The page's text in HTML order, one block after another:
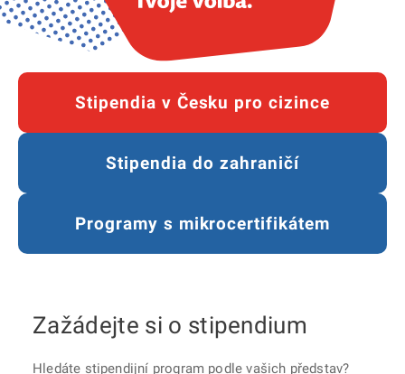
Stipendia v Česku pro cizince
Stipendia do zahraničí
Programy s mikrocertifikátem
Zažádejte si o stipendium
Hledáte stipendijní program podle vašich představ?